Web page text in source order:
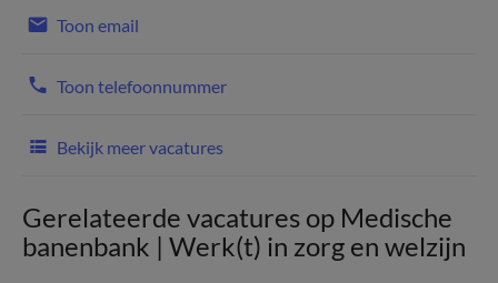
Toon email
Toon telefoonnummer
Bekijk meer vacatures
Gerelateerde vacatures op Medische
banenbank | Werk(t) in zorg en welzijn